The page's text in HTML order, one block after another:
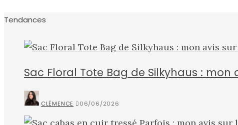
Tendances
Sac Floral Tote Bag de Silkyhaus :
CLÉMENCE 06/06/2026